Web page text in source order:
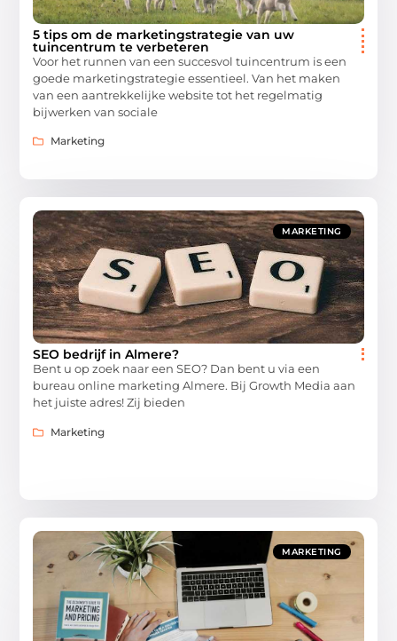
5 tips om de marketingstrategie van uw
tuincentrum te verbeteren
Voor het runnen van een succesvol tuincentrum is een
goede marketingstrategie essentieel. Van het maken
van een aantrekkelijke website tot het regelmatig
bijwerken van sociale
Marketing
MARKETING
SEO bedrijf in Almere?
Bent u op zoek naar een SEO? Dan bent u via een
bureau online marketing Almere. Bij Growth Media aan
het juiste adres! Zij bieden
Marketing
MARKETING